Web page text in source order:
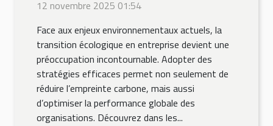
12 novembre 2025 01:54
Face aux enjeux environnementaux actuels, la
transition écologique en entreprise devient une
préoccupation incontournable. Adopter des
stratégies efficaces permet non seulement de
réduire l’empreinte carbone, mais aussi
d’optimiser la performance globale des
organisations. Découvrez dans les...